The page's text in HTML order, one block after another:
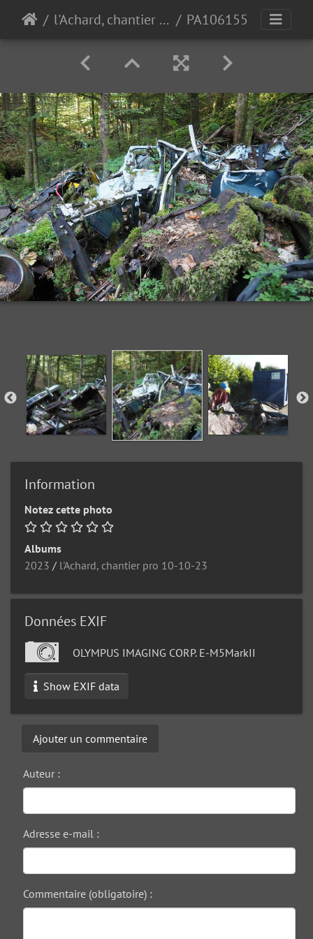
l'Achard, chantier pro 10-10-23 PA106155
Information
Notez cette photo
Albums
2023 / l'Achard, chantier pro 10-10-23
Données EXIF
OLYMPUS IMAGING CORP. E-M5MarkII
Show EXIF data
Ajouter un commentaire
Auteur :
Adresse e-mail :
Commentaire (obligatoire) :